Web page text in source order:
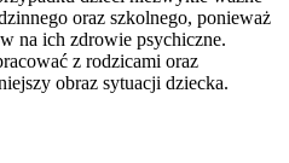
oraz szkolnego, ponieważ
na ich zdrowie psychiczne.
z rodzicami oraz
obraz sytuacji dziecka.